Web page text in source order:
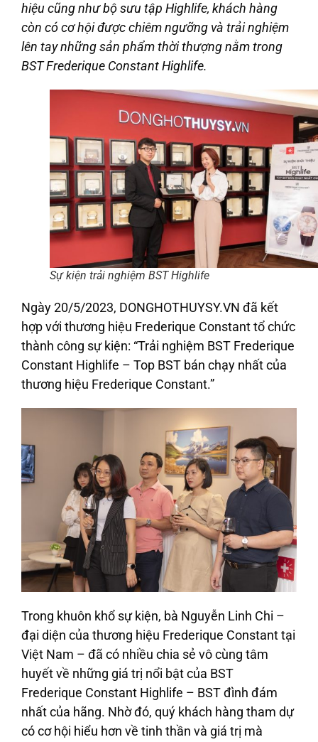
hiệu cũng như bộ sưu tập Highlife, khách hàng
còn có cơ hội được chiêm ngưỡng và trải nghiệm
lên tay những sản phẩm thời thượng nằm trong
BST Frederique Constant Highlife.
Sự kiện trải nghiệm BST Highlife
Ngày 20/5/2023, DONGHOTHUYSY.VN đã kết
hợp với thương hiệu Frederique Constant tổ chức
thành công sự kiện: “Trải nghiệm BST Frederique
Constant Highlife – Top BST bán chạy nhất của
thương hiệu Frederique Constant.”
Trong khuôn khổ sự kiện, bà Nguyễn Linh Chi –
đại diện của thương hiệu Frederique Constant tại
Việt Nam – đã có nhiều chia sẻ vô cùng tâm
huyết về những giá trị nổi bật của BST
Frederique Constant Highlife – BST đình đám
nhất của hãng. Nhờ đó, quý khách hàng tham dự
có cơ hội hiểu hơn về tinh thần và giá trị mà